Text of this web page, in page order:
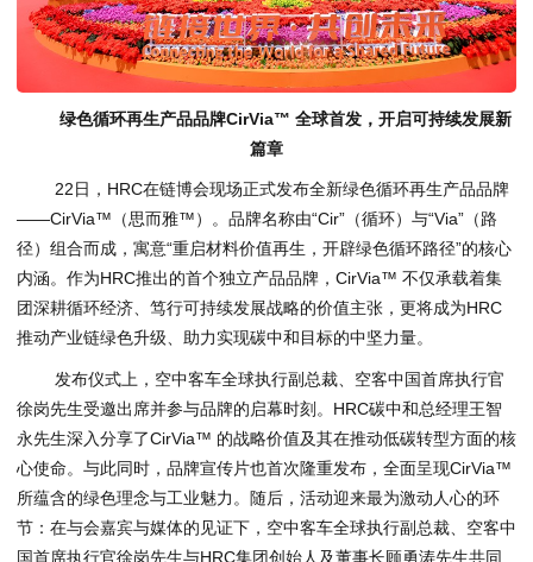
绿色循环再生产品品牌CirVia™ 全球首发，开启可持续发展新
篇章
22日，HRC在链博会现场正式发布全新绿色循环再生产品品牌
——CirVia™（思而雅™）。品牌名称由“Cir”（循环）与“Via”（路
径）组合而成，寓意“重启材料价值再生，开辟绿色循环路径”的核心
内涵。作为HRC推出的首个独立产品品牌，CirVia™ 不仅承载着集
团深耕循环经济、笃行可持续发展战略的价值主张，更将成为HRC
推动产业链绿色升级、助力实现碳中和目标的中坚力量。
发布仪式上，空中客车全球执行副总裁、空客中国首席执行官
徐岗先生受邀出席并参与品牌的启幕时刻。HRC碳中和总经理王智
永先生深入分享了CirVia™ 的战略价值及其在推动低碳转型方面的核
心使命。与此同时，品牌宣传片也首次隆重发布，全面呈现CirVia™
所蕴含的绿色理念与工业魅力。随后，活动迎来最为激动人心的环
节：在与会嘉宾与媒体的见证下，空中客车全球执行副总裁、空客中
国首席执行官徐岗先生与HRC集团创始人及董事长顾勇涛先生共同